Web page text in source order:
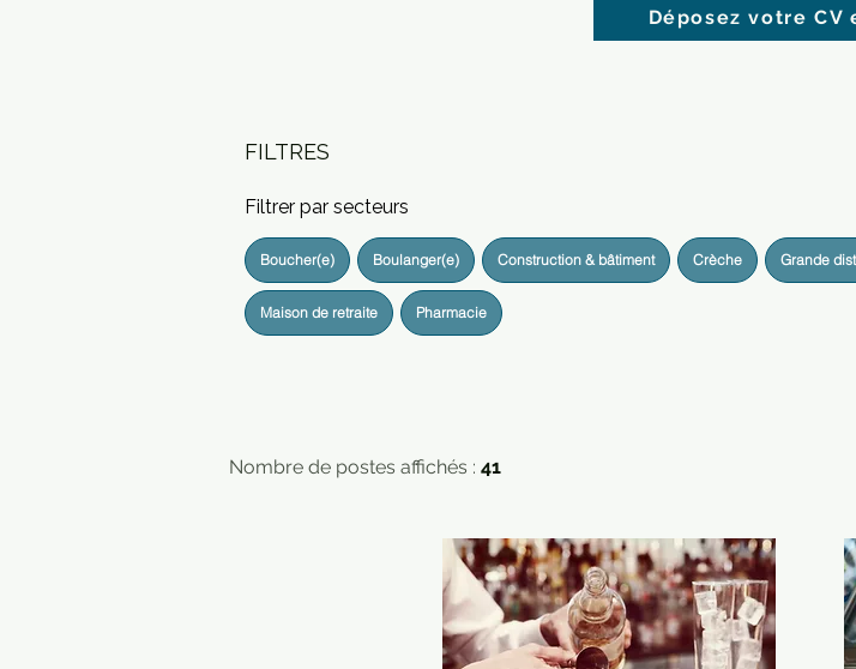
Déposez votre CV
FILTRES
Filtrer par secteurs
Boucher(e) Boulanger(e) Construction & bâtiment Crèche Grande
Maison de retraite Pharmacie
Nombre de postes affichés : 41